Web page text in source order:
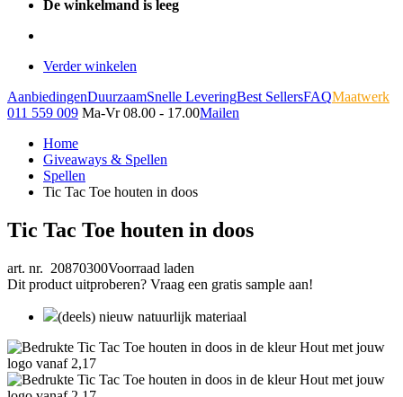
De winkelmand is leeg
Verder winkelen
AanbiedingenDuurzaamSnelle LeveringBest SellersFAQMaatwerk
011 559 009 Ma-Vr 08.00 - 17.00Mailen
Home
Giveaways & Spellen
Spellen
Tic Tac Toe houten in doos
Tic Tac Toe houten in doos
art. nr. 20870300Voorraad laden
Dit product uitproberen? Vraag een gratis sample aan!
(deels) nieuw natuurlijk materiaal